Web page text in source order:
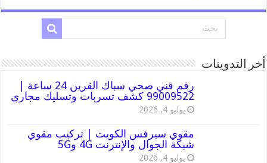
أخر التدوينات
رقم فني صحي سباك القرين 24 ساعة |
99009522 كشف تسربات وتسليك مجاري
يوليو 4, 2026
مقوي سيرفس الكويت | تركيب مقوي
شبكة الجوال والإنترنت 4G و5G
يوليو 4, 2026